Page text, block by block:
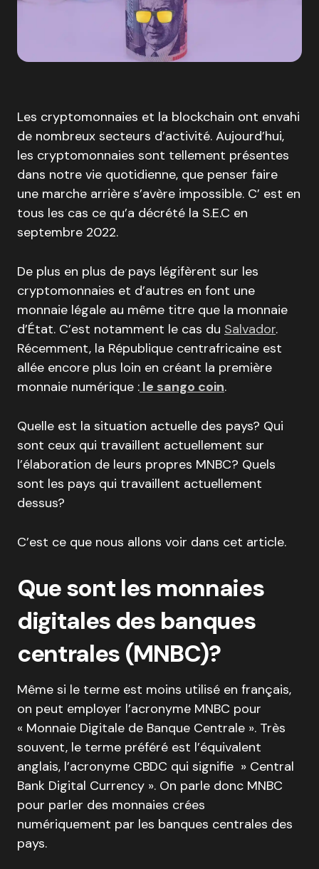
Les cryptomonnaies et la blockchain ont envahi
de nombreux secteurs d’activité. Aujourd’hui,
les cryptomonnaies sont tellement présentes
dans notre vie quotidienne, que penser faire
une marche arrière s’avère impossible. C’ est en
tous les cas ce qu’a décrété la S.E.C en
septembre 2022.
De plus en plus de pays légifèrent sur les
cryptomonnaies et d’autres en font une
monnaie légale au même titre que la monnaie
d’État. C’est notamment le cas du Salvador.
Récemment, la République centrafricaine est
allée encore plus loin en créant la première
monnaie numérique : le sango coin.
Quelle est la situation actuelle des pays? Qui
sont ceux qui travaillent actuellement sur
l’élaboration de leurs propres MNBC? Quels
sont les pays qui travaillent actuellement
dessus?
C’est ce que nous allons voir dans cet article.
Que sont les monnaies
digitales des banques
centrales (MNBC)?
Même si le terme est moins utilisé en français,
on peut employer l’acronyme MNBC pour
« Monnaie Digitale de Banque Centrale ». Très
souvent, le terme préféré est l’équivalent
anglais, l’acronyme CBDC qui signifie » Central
Bank Digital Currency ». On parle donc MNBC
pour parler des monnaies crées
numériquement par les banques centrales des
pays.